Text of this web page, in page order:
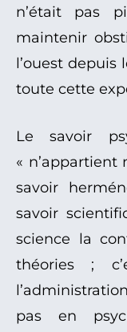
n’était pas
maintenir
l’ouest depuis
toute cette
Le savoir
« n’appartient
savoir
savoir
science la
théories ;
pas en